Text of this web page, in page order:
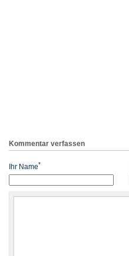
Kommentar verfassen
Ihr Name*